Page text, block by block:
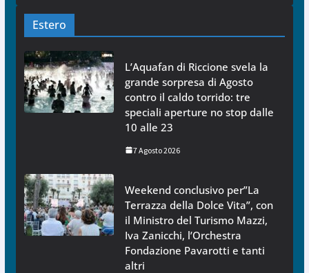
Estero
L’Aquafan di Riccione svela la
grande sorpresa di Agosto
contro il caldo torrido: tre
speciali aperture no stop dalle
10 alle 23
7 Agosto 2026
Weekend conclusivo per”La
Terrazza della Dolce Vita”, con
il Ministro del Turismo Mazzi,
Iva Zanicchi, l’Orchestra
Fondazione Pavarotti e tanti
altri